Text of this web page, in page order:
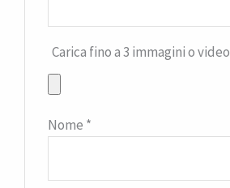
Carica fino a 3 immagini o video
Nome *